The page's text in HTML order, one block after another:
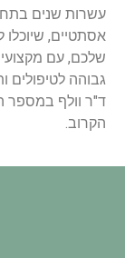
עשרות שנים
אסתטיים,
שלכם, עם
גבוהה
הקרוב.